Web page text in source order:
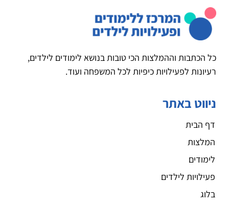
כל הכתבות וההמלצות הכי טובות בנושא לימודים לילדים,
רעיונות לפעילויות כיפיות לכל המשפחה ועוד.
ניווט באתר
דף הבית
המלצות
לימודים
פעילויות לילדים
בלוג